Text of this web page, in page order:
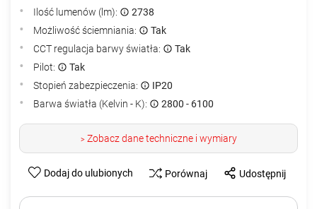
Ilość lumenów (lm):
2738
Możliwość ściemniania:
Tak
CCT regulacja barwy światła:
Tak
Pilot:
Tak
Stopień zabezpieczenia:
IP20
Barwa światła (Kelvin - K):
2800 - 6100
>Zobacz dane techniczne i wymiary
Dodaj do ulubionych Porównaj Udostępnij